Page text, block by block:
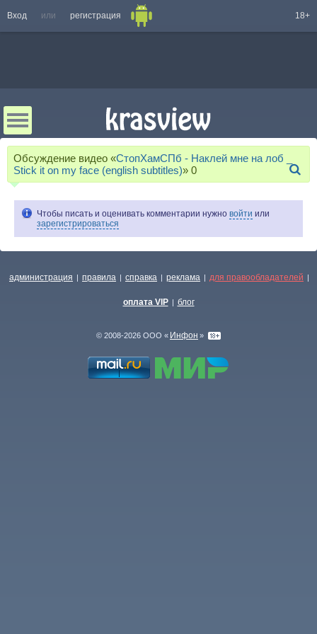
Вход или регистрация 18+
Обсуждение видео «СтопХамСПб - Наклей мне на лоб _
Stick it on my face (english subtitles)» 0
Чтобы писать и оценивать комментарии нужно войти или
зарегистрироваться
администрация | правила | справка | реклама | для правообладателей |
оплата VIP | блог
© 2008-2026 ООО « Инфон »